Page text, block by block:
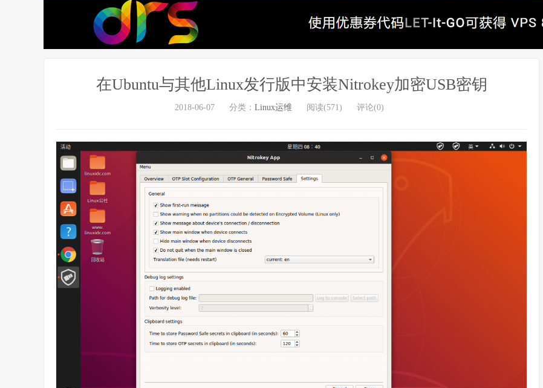
在Ubuntu与其他Linux发行版中安装Nitrokey加密USB密钥
2018-06-07 分类： Linux运维 阅读(571) 评论(0)